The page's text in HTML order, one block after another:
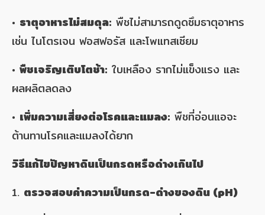
• ธาตุอาหารไม่สมดุล: พืชไม่สามารถดูดซึมธาตุอาหาร
เช่น ไนโตรเจน ฟอสฟอรัส และโพแทสเซียม
• พืชเจริญเติบโตช้า: ใบเหลือง รากไม่แข็งแรง และ
ผลผลิตลดลง
• เพิ่มความเสี่ยงต่อโรคและแมลง: พืชที่อ่อนแอจะ
ต้านทานโรคและแมลงได้ยาก
วิธีแก้ไขปัญหาดินเป็นกรดหรือด่างเกินไป
1. ตรวจสอบค่าความเป็นกรด-ด่างของดิน (pH)